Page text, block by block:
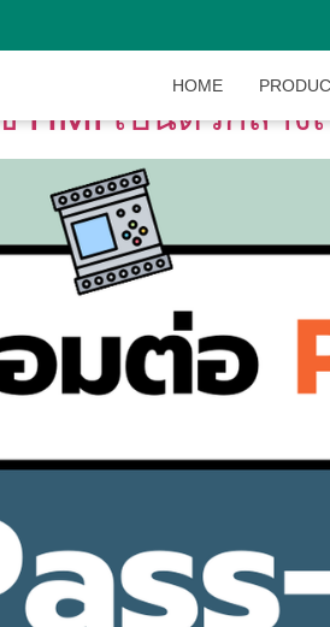
HOME
HMI เป็นตัวกลา